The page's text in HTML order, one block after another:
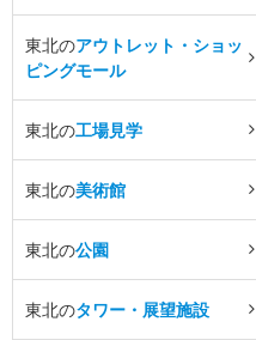
東北のアウトレット・ショッ
ピングモール
東北の工場見学
東北の美術館
東北の公園
東北のタワー・展望施設